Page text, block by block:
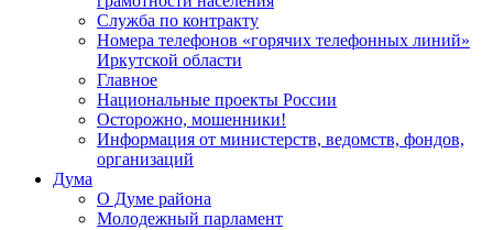
Служба по контракту
Номера телефонов «горячих телефонных линий»
Иркутской области
Главное
Национальные проекты России
Осторожно, мошенники!
Информация от министерств, ведомств, фондов,
организаций
Дума
О Думе района
Молодежный парламент